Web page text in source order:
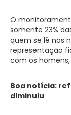
O
somente 23%
quem se lê nas
representação
com os
Boa notícia:
diminuiu